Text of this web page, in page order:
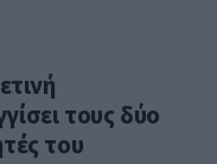
τους δύο
του